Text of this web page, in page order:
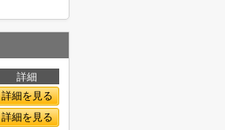
詳細
詳細を見る
詳細を見る